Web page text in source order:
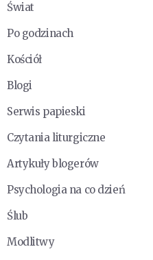
Świat
Po godzinach
Kościół
Blogi
Serwis papieski
Czytania liturgiczne
Artykuły blogerów
Psychologia na co dzień
Ślub
Modlitwy